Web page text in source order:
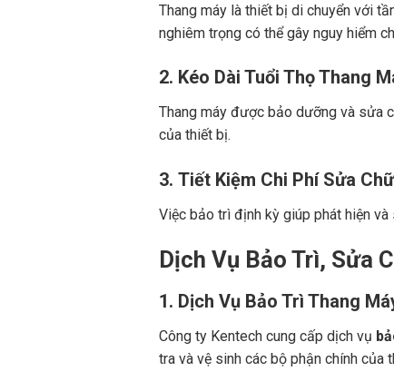
Thang máy là thiết bị di chuyển với
nghiêm trọng có thể gây nguy hiểm
2. Kéo Dài Tuổi Thọ Thang
Thang máy được bảo dưỡng và sửa
của thiết bị.
3. Tiết Kiệm Chi Phí Sửa
Việc bảo trì định kỳ giúp phát hiện
Dịch Vụ Bảo Trì, Sửa
1. Dịch Vụ Bảo Trì Thang
Công ty Kentech cung cấp dịch vụ
tra và vệ sinh các bộ phận chính của